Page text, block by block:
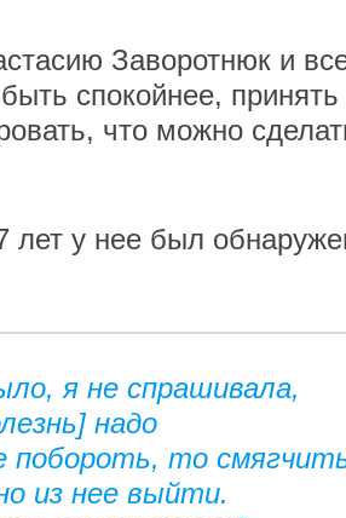
Заворотнюк и
спокойнее, принять
что можно
лет у нее был
я не спрашивала,
надо
побороть, то
из нее выйти.